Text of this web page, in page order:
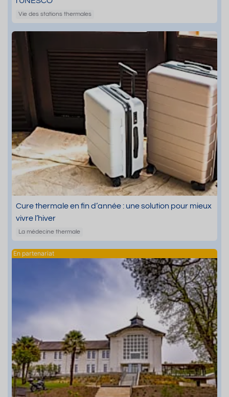
Vie des stations thermales
Cure thermale en fin d’année : une solution pour mieux
vivre l’hiver
La médecine thermale